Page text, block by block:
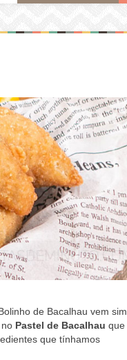
de Bacalhau vem sim
Pastel de Bacalhau que
que tínhamos